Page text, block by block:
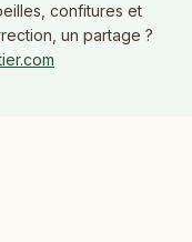
confitures et
un partage ?